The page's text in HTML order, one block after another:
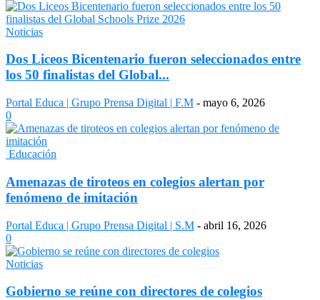
Noticias
Dos Liceos Bicentenario fueron seleccionados entre
los 50 finalistas del Global...
Portal Educa | Grupo Prensa Digital | F.M - mayo 6, 2026
0
Educación
Amenazas de tiroteos en colegios alertan por
fenómeno de imitación
Portal Educa | Grupo Prensa Digital | S.M - abril 16, 2026
0
Noticias
Gobierno se reúne con directores de colegios